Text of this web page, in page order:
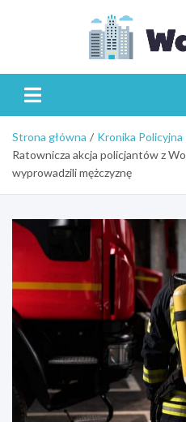
Strona główna
Kronika Policyjna
Ratownicza akcja policjantów z
wyprowadzili mężczyznę